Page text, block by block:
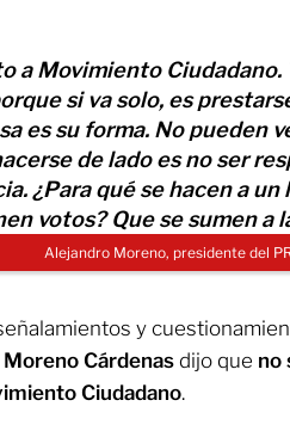
a Movimiento Ciudadano.
si va solo, es
es su forma. No pueden
de lado es no ser
¿Para qué se hacen a un
votos? Que se sumen a
Alejandro Moreno, presidente del
y
Moreno Cárdenas dijo que no
Ciudadano.